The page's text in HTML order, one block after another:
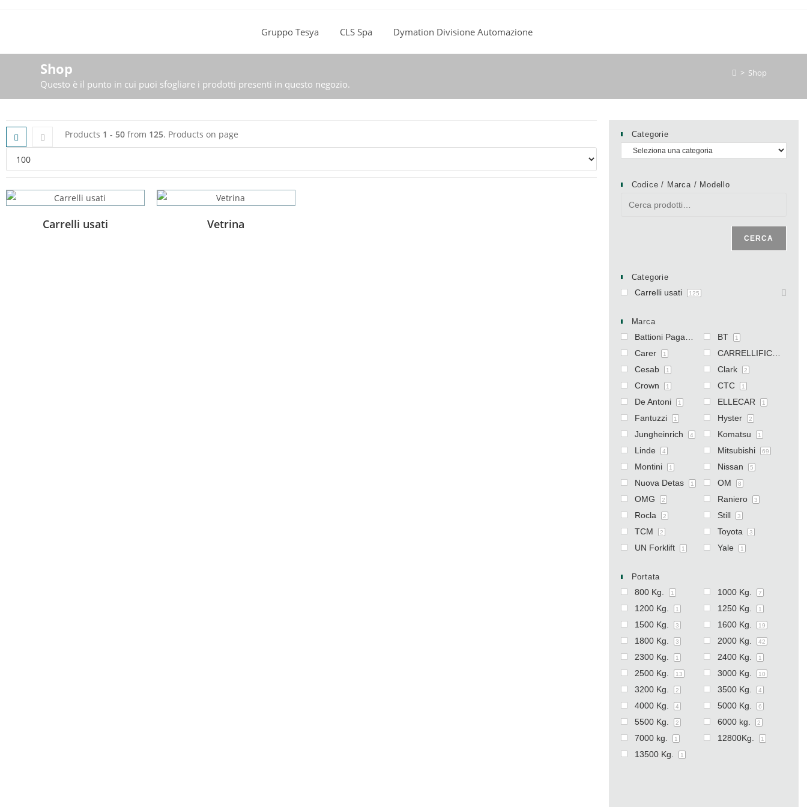
Gruppo Tesya CLS Spa Dymation Divisione Automazione
Shop
Questo è il punto in cui puoi sfogliare i prodotti presenti in questo negozio.
> Shop
Products 1 - 50 from 125. Products on page
Carrelli usati Vetrina
Categorie
Codice / Marca / Modello
CERCA
Categorie
Carrelli usati 125
Marca
Battioni Pagani BT 1
Carer 1
CARRELLIFICIO VICENTINO
Cesab
1 Clark 2
Crown 1 CTC 1
De Antoni 1 ELLECAR 1
Fantuzzi 1 Hyster 2
Jungheinrich 4 Komatsu 1
Linde 4 Mitsubishi 69
Montini 1 Nissan 5
Nuova Detas 1 OM 8
OMG 2 Raniero 3
Rocla 2 Still 3
TCM 2 Toyota 3
UN Forklift 1 Yale 1
Portata
800 Kg. 1 1000 Kg. 7
1200 Kg. 1 1250 Kg. 1
1500 Kg. 3 1600 Kg. 19
1800 Kg. 3 2000 Kg. 42
2300 Kg. 1 2400 Kg. 1
2500 Kg. 13 3000 Kg. 10
3200 Kg. 2 3500 Kg. 4
4000 Kg. 4 5000 Kg. 6
5500 Kg. 2 6000 kg. 2
7000 kg. 1 12800Kg. 1
13500 Kg. 1